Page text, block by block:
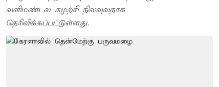
வளிமண்டல சுழற்சி நிலவுவதாக
தெரிவிக்கப்பட்டுள்ளது.